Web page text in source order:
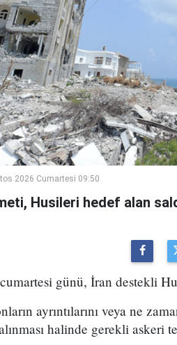
2026 Cumartesi 09:50
Husileri hedef alan
günü, İran destekli
ayrıntılarını veya ne
halinde gerekli askeri